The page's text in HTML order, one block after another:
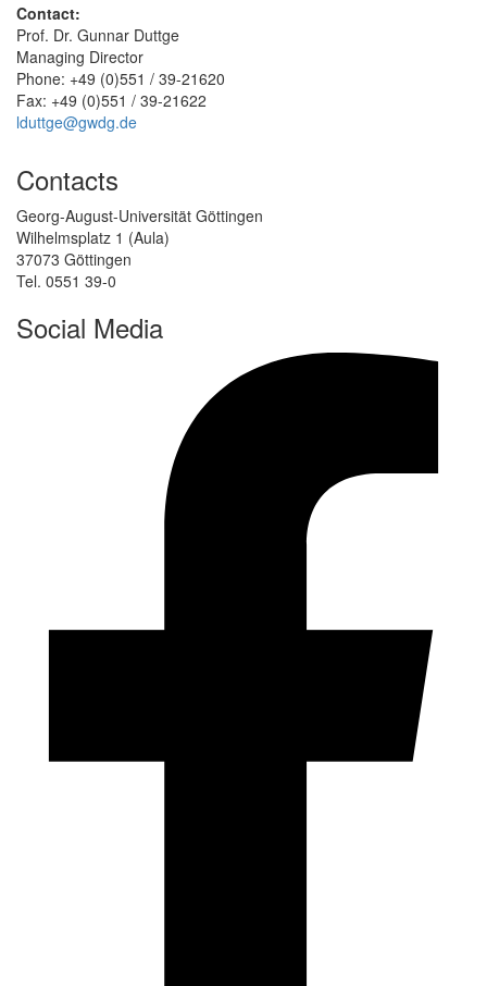
Contact:
Prof. Dr. Gunnar Duttge
Managing Director
Phone: +49 (0)551 / 39-21620
Fax: +49 (0)551 / 39-21622
lduttge@gwdg.de
Contacts
Georg-August-Universität Göttingen
Wilhelmsplatz 1 (Aula)
37073 Göttingen
Tel. 0551 39-0
Social Media